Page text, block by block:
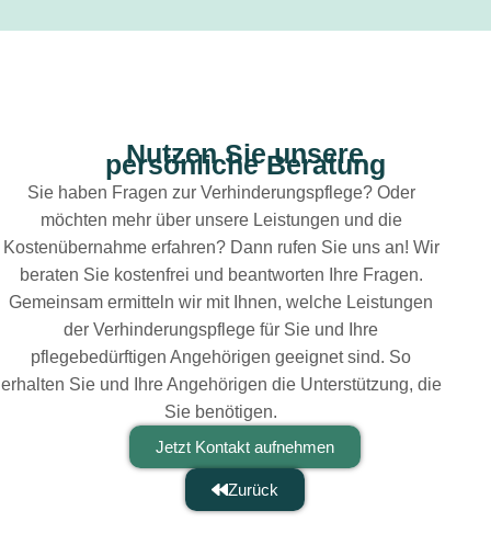
Nutzen Sie unsere
persönliche Beratung
Sie haben Fragen zur Verhinderungspflege? Oder
möchten mehr über unsere Leistungen und die
Kostenübernahme erfahren? Dann rufen Sie uns an! Wir
beraten Sie kostenfrei und beantworten Ihre Fragen.
Gemeinsam ermitteln wir mit Ihnen, welche Leistungen
der Verhinderungspflege für Sie und Ihre
pflegebedürftigen Angehörigen geeignet sind. So
erhalten Sie und Ihre Angehörigen die Unterstützung, die
Sie benötigen.
Jetzt Kontakt aufnehmen
Zurück